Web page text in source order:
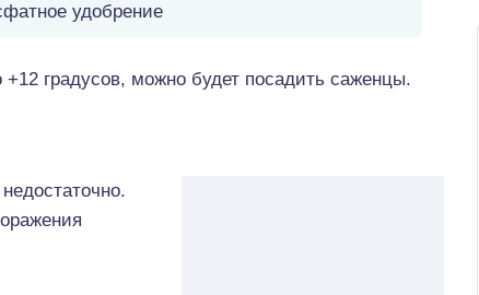
удобрение
+12 градусов, можно будет посадить саженцы.